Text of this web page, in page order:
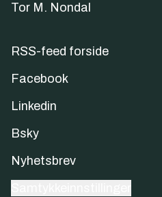
Tor M. Nondal
RSS-feed forside
Facebook
Linkedin
Bsky
Nyhetsbrev